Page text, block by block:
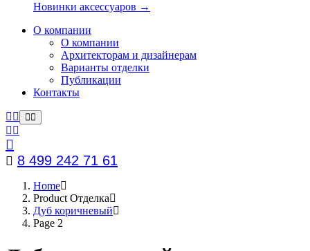
Новинки аксессуаров →
О компании
О компании
Архитекторам и дизайнерам
Варианты отделки
Публикации
Контакты
8 499 242 71 61
Home
Product Отделка
Дуб коричневый
Page 2